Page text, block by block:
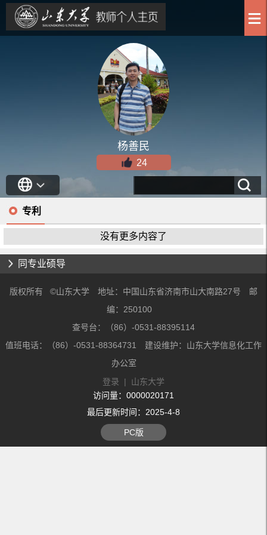
杨善民
24
专利
没有更多内容了
同专业硕导
版权所有 ©山东大学 地址：中国山东省济南市山大南路27号 邮
编：250100
查号台：（86）-0531-88395114
值班电话：（86）-0531-88364731 建设维护：山东大学信息化工作
办公室
登录 | 山东大学
访问量： 0000020171
最后更新时间： 2025-4-8
PC版